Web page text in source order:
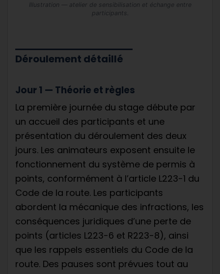
Illustration — atelier de sensibilisation et échange entre
participants.
Déroulement détaillé
Jour 1 — Théorie et règles
La première journée du stage débute par
un accueil des participants et une
présentation du déroulement des deux
jours. Les animateurs exposent ensuite le
fonctionnement du système de permis à
points, conformément à l’article L223-1 du
Code de la route. Les participants
abordent la mécanique des infractions, les
conséquences juridiques d’une perte de
points (articles L223-6 et R223-8), ainsi
que les rappels essentiels du Code de la
route. Des pauses sont prévues tout au